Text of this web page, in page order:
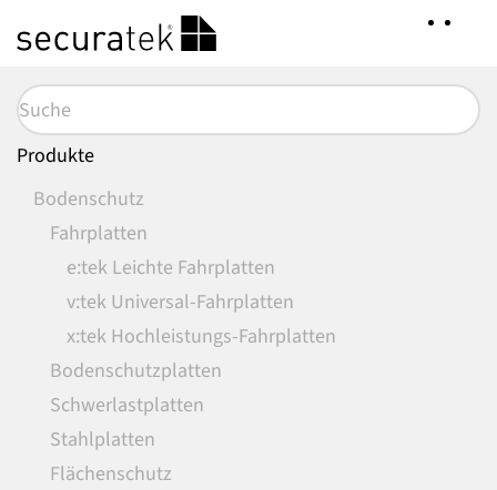
Hauptinhalt
springen
Produkte
Bodenschutz
Fahrplatten
e:tek Leichte Fahrplatten
v:tek Universal-Fahrplatten
x:tek Hochleistungs-Fahrplatten
Bodenschutzplatten
Schwerlastplatten
Stahlplatten
Flächenschutz